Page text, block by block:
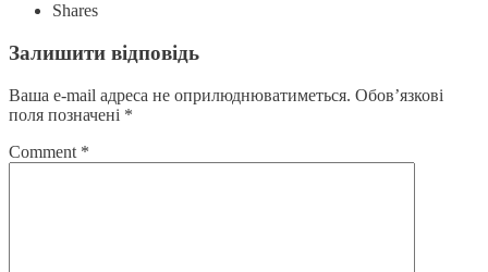
Shares
Залишити відповідь
Ваша e-mail адреса не оприлюднюватиметься. Обов’язкові
поля позначені *
Comment *